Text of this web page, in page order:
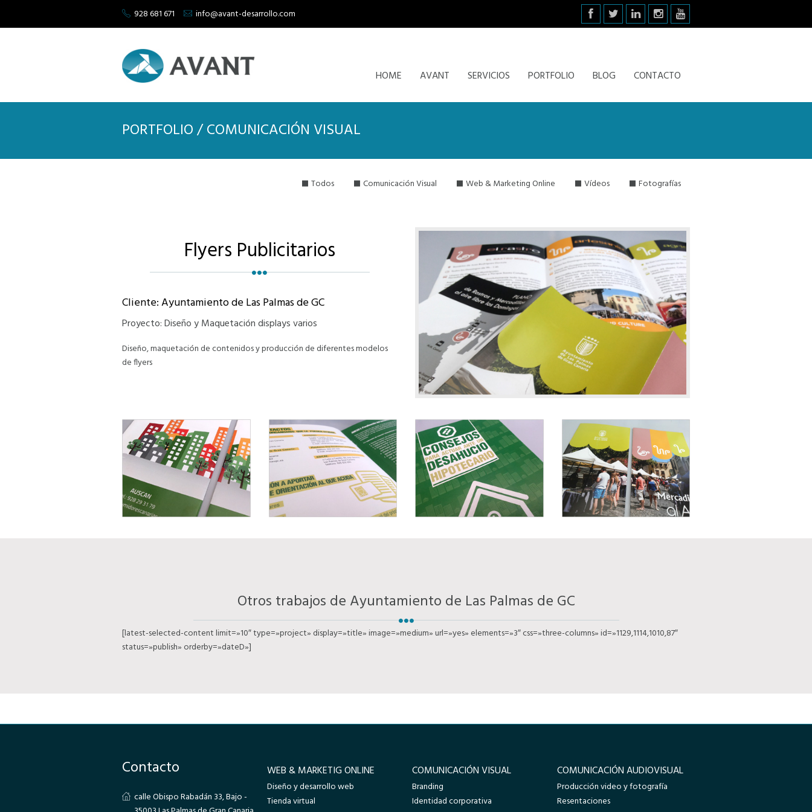
928 681 671 info@avant-desarrollo.com
HOME AVANT SERVICIOS PORTFOLIO BLOG CONTACTO
PORTFOLIO / COMUNICACIÓN VISUAL
Todos Comunicación Visual Web & Marketing Online Vídeos Fotografías
Flyers Publicitarios
Cliente: Ayuntamiento de Las Palmas de GC
Proyecto: Diseño y Maquetación displays varios
Diseño, maquetación de contenidos y producción de diferentes modelos
de flyers
Otros trabajos de Ayuntamiento de Las Palmas de GC
[latest-selected-content limit=»10″ type=»project» display=»title» image=»medium» url=»yes» elements=»3″ css=»three-columns» id=»1129,1114,1010,87″
status=»publish» orderby=»dateD»]
Contacto
calle Obispo Rabadán 33, Bajo -
WEB & MARKETIG ONLINE
Diseño y desarrollo web
Tienda virtual
COMUNICACIÓN VISUAL
Branding
Identidad corporativa
COMUNICACIÓN AUDIOVISUAL
Producción video y fotografía
Resentaciones